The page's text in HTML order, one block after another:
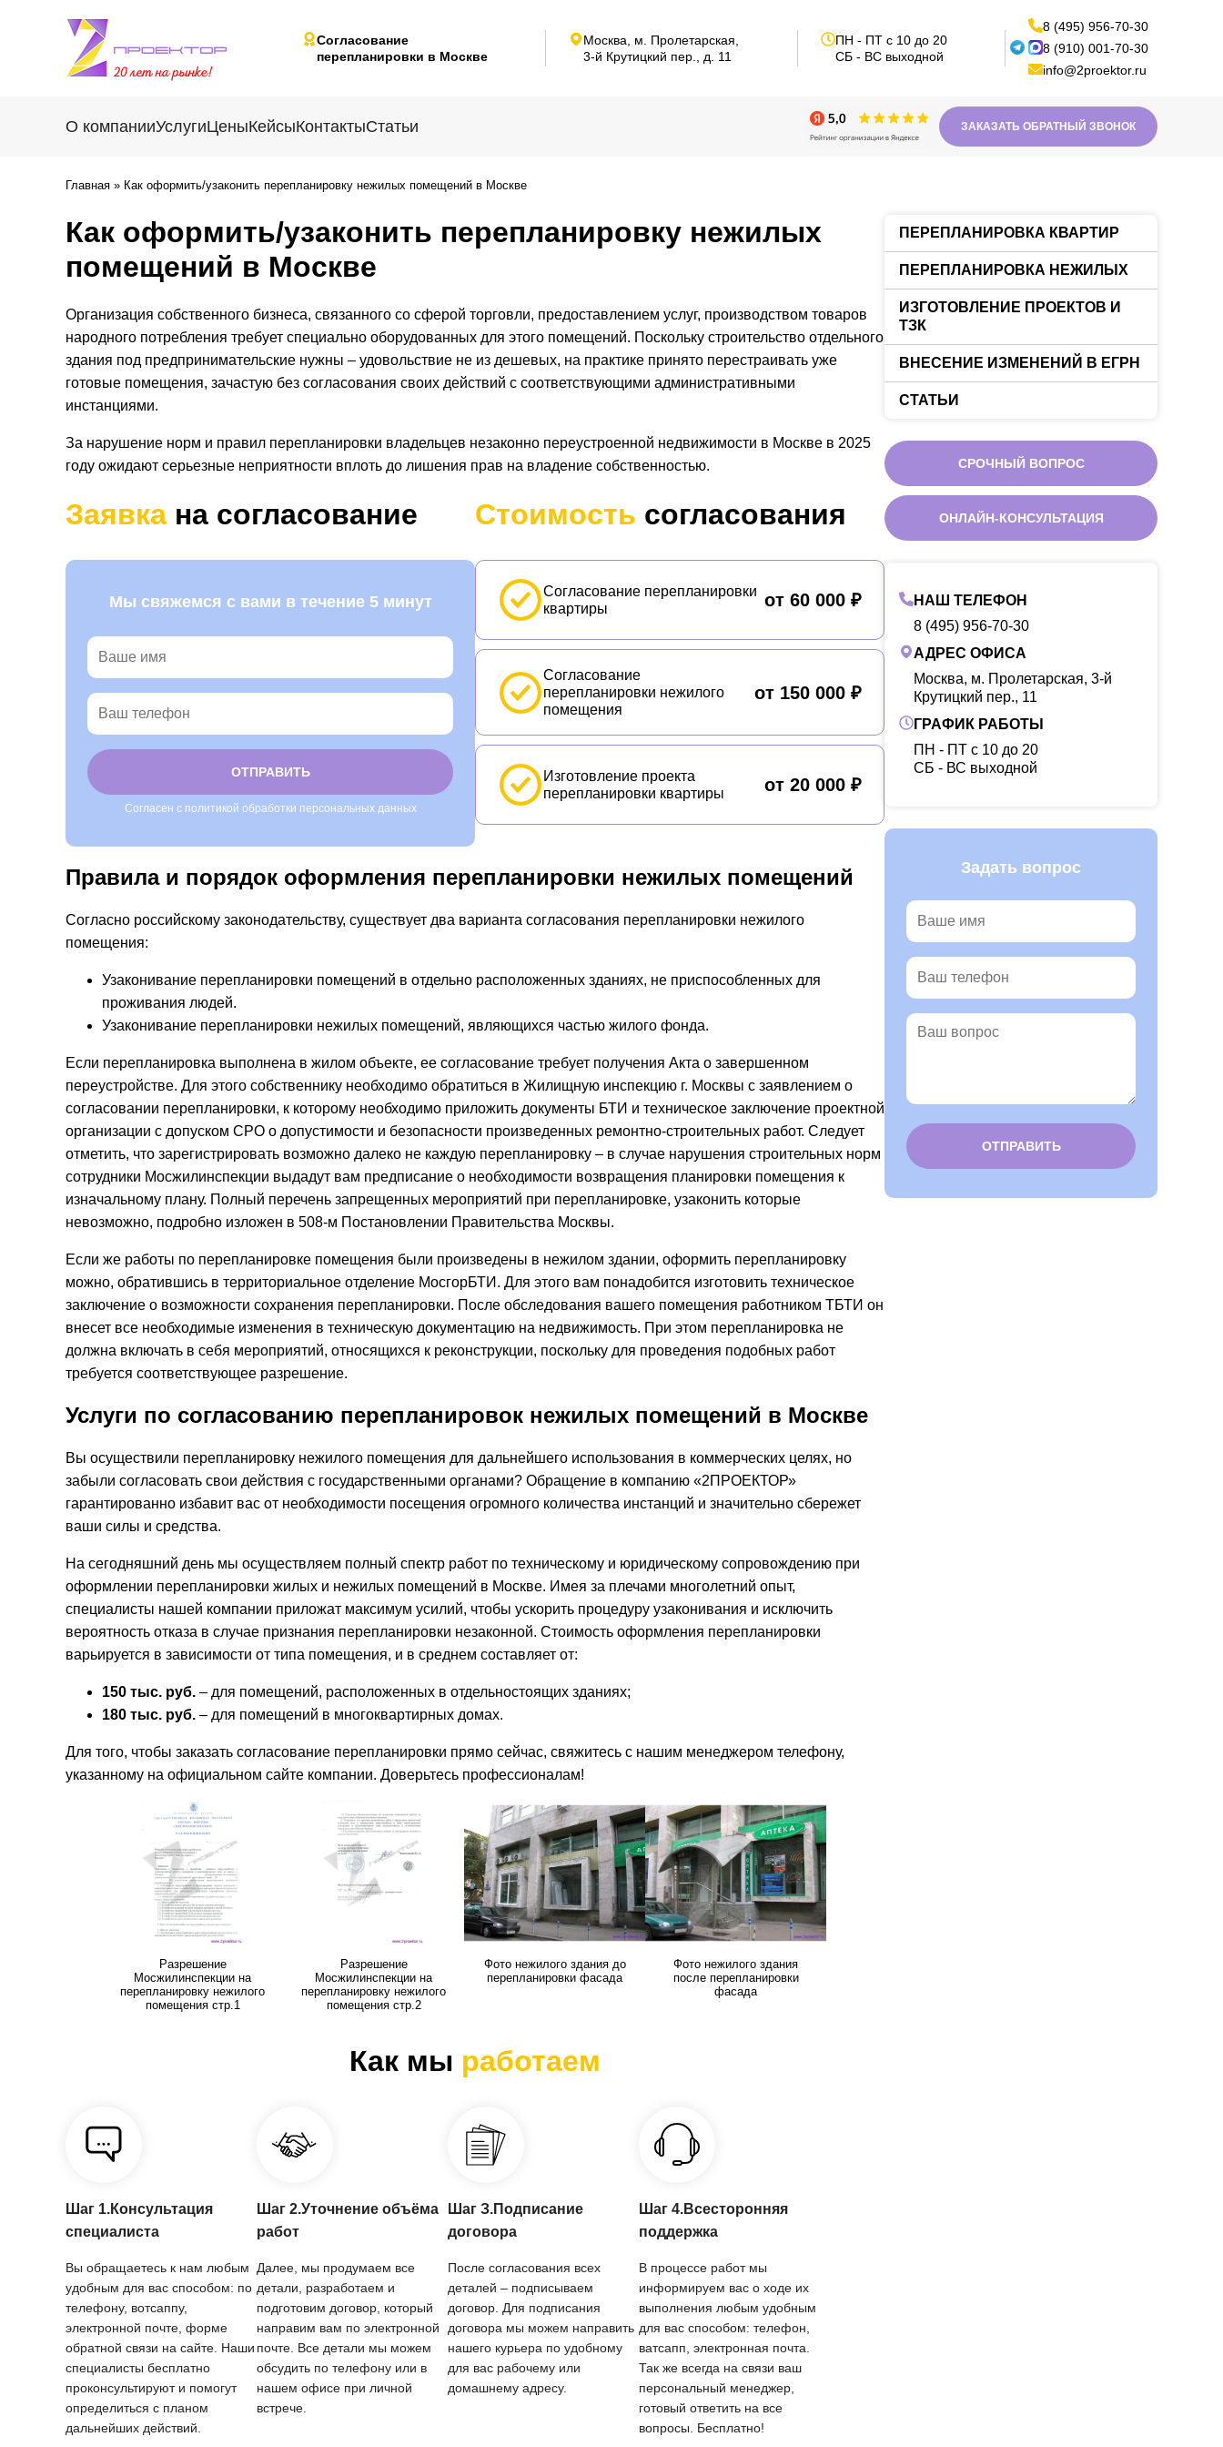
Согласование
перепланировки в Москве
Москва, м. Пролетарская,
3-й Крутицкий пер.,
д. 11
ПН - ПТ с 10 до 20
СБ - ВС выходной
8 (495) 956-70-30
8 (910) 001-70-30
info@2proektor.ru
О компанииУслугиЦеныКейсыКонтактыСтатьи ЗАКАЗАТЬ ОБРАТНЫЙ ЗВОНОК
Главная » Как оформить/узаконить перепланировку нежилых помещений в Москве
Как оформить/узаконить перепланировку нежилых
помещений в Москве
Организация собственного бизнеса, связанного со сферой торговли, предоставлением услуг, производством товаров
народного потребления требует специально оборудованных для этого помещений. Поскольку строительство отдельного
здания под предпринимательские нужны – удовольствие не из дешевых, на практике принято перестраивать уже
готовые помещения, зачастую без согласования своих действий с соответствующими административными
инстанциями.
За нарушение норм и правил перепланировки владельцев незаконно переустроенной недвижимости в Москве в 2025
году ожидают серьезные неприятности вплоть до лишения прав на владение собственностью.
Заявка на согласование
Мы свяжемся с вами в течение 5 минут
Согласен с политикой обработки персональных данных
Стоимость согласования
Согласование перепланировки
квартиры
от 60 000 ₽
Согласование
перепланировки нежилого
помещения
от 150 000 ₽
Изготовление проекта
перепланировки квартиры
от 20 000 ₽
Правила и порядок оформления перепланировки нежилых помещений
Согласно российскому законодательству, существует два варианта согласования перепланировки нежилого
помещения:
Узаконивание перепланировки помещений в отдельно расположенных зданиях, не приспособленных для
проживания людей.
Узаконивание перепланировки нежилых помещений, являющихся частью жилого фонда.
Если перепланировка выполнена в жилом объекте, ее согласование требует получения Акта о завершенном
переустройстве. Для этого собственнику необходимо обратиться в Жилищную инспекцию г. Москвы с заявлением о
согласовании перепланировки, к которому необходимо приложить документы БТИ и техническое заключение проектной
организации с допуском СРО о допустимости и безопасности произведенных ремонтно-строительных работ. Следует
отметить, что зарегистрировать возможно далеко не каждую перепланировку – в случае нарушения строительных норм
сотрудники Мосжилинспекции выдадут вам предписание о необходимости возвращения планировки помещения к
изначальному плану. Полный перечень запрещенных мероприятий при перепланировке, узаконить которые
невозможно, подробно изложен в 508-м Постановлении Правительства Москвы.
Если же работы по перепланировке помещения были произведены в нежилом здании, оформить перепланировку
можно, обратившись в территориальное отделение МосгорБТИ. Для этого вам понадобится изготовить техническое
заключение о возможности сохранения перепланировки. После обследования вашего помещения работником ТБТИ он
внесет все необходимые изменения в техническую документацию на недвижимость. При этом перепланировка не
должна включать в себя мероприятий, относящихся к реконструкции, поскольку для проведения подобных работ
требуется соответствующее разрешение.
Услуги по согласованию перепланировок нежилых помещений в Москве
Вы осуществили перепланировку нежилого помещения для дальнейшего использования в коммерческих целях, но
забыли согласовать свои действия с государственными органами? Обращение в компанию «2ПРОЕКТОР»
гарантированно избавит вас от необходимости посещения огромного количества инстанций и значительно сбережет
ваши силы и средства.
На сегодняшний день мы осуществляем полный спектр работ по техническому и юридическому сопровождению при
оформлении перепланировки жилых и нежилых помещений в Москве. Имея за плечами многолетний опыт,
специалисты нашей компании приложат максимум усилий, чтобы ускорить процедуру узаконивания и исключить
вероятность отказа в случае признания перепланировки незаконной. Стоимость оформления перепланировки
варьируется в зависимости от типа помещения, и в среднем составляет от:
150 тыс. руб. – для помещений, расположенных в отдельностоящих зданиях;
180 тыс. руб. – для помещений в многоквартирных домах.
Для того, чтобы заказать согласование перепланировки прямо сейчас, свяжитесь с нашим менеджером телефону,
указанному на официальном сайте компании. Доверьтесь профессионалам!
Разрешение
Мосжилинспекции на
перепланировку нежилого
помещения стр.1
Разрешение
Мосжилинспекции на
перепланировку нежилого
помещения стр.2
Фото нежилого здания до
перепланировки фасада
Фото нежилого здания
после перепланировки
фасада
Как мы работаем
Шаг 1.Консультация
специалиста
Вы обращаетесь к нам любым
удобным для вас способом: по
телефону, вотсаппу,
электронной почте, форме
обратной связи на сайте. Наши
специалисты бесплатно
проконсультируют и помогут
определиться с планом
дальнейших действий.
Шаг 2.Уточнение объёма
работ
Далее, мы продумаем все
детали, разработаем и
подготовим договор, который
направим вам по электронной
почте. Все детали мы можем
обсудить по телефону или в
нашем офисе при личной
встрече.
Шаг З.Подписание
договора
После согласования всех
деталей – подписываем
договор. Для подписания
договора мы можем направить
нашего курьера по удобному
для вас рабочему или
домашнему адресу.
Шаг 4.Всесторонняя
поддержка
В процессе работ мы
информируем вас о ходе их
выполнения любым удобным
для вас способом: телефон,
ватсапп, электронная почта.
Так же всегда на связи ваш
персональный менеджер,
готовый ответить на все
вопросы. Бесплатно!
ПЕРЕПЛАНИРОВКА КВАРТИР
ПЕРЕПЛАНИРОВКА НЕЖИЛЫХ
ИЗГОТОВЛЕНИЕ ПРОЕКТОВ И
ТЗК
ВНЕСЕНИЕ ИЗМЕНЕНИЙ В ЕГРН
СТАТЬИ
СРОЧНЫЙ ВОПРОС
ОНЛАЙН-КОНСУЛЬТАЦИЯ
НАШ ТЕЛЕФОН
8 (495) 956-70-30
АДРЕС ОФИСА
Москва, м. Пролетарская, 3-й
Крутицкий пер., 11
ГРАФИК РАБОТЫ
ПН - ПТ с 10 до 20
CБ - ВС выходной
Задать вопрос